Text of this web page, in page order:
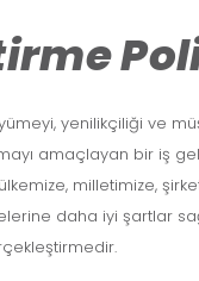
yenilikçiliği ve
amaçlayan bir iş
milletimize,
daha iyi şartlar